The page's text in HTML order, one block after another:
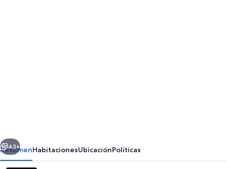
Siguiente
43+
ResumenHabitacionesUbicaciónPolíticas